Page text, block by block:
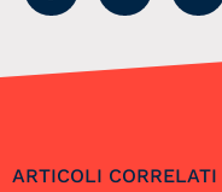
ARTICOLI CORRELATI